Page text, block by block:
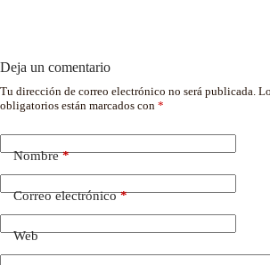
Deja un comentario
Tu dirección de correo electrónico no será publicada.
obligatorios están marcados con *
Nombre*
Correo electrónico*
Web